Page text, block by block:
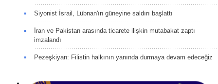
Siyonist İsrail, Lübnan'ın güneyine saldırı başlattı
İran ve Pakistan arasında ticarete ilişkin mutabakat zaptı
imzalandı
Pezeşkiyan: Filistin halkının yanında durmaya devam edeceğiz